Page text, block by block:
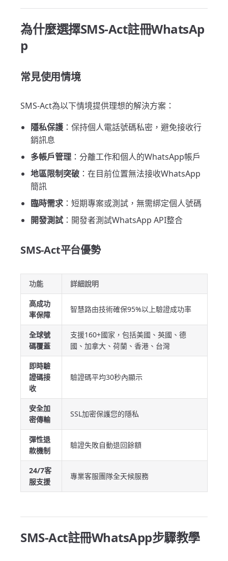
為什麼選擇SMS-Act註冊WhatsAp
p
常見使用情境
SMS-Act為以下情境提供理想的解決方案：
隱私保護 ：保持個人電話號碼私密，避免接收行
銷訊息
多帳戶管理 ：分離工作和個人的WhatsApp帳戶
地區限制突破 ：在目前位置無法接收WhatsApp
簡訊
臨時需求 ：短期專案或測試，無需綁定個人號碼
開發測試 ：開發者測試WhatsApp API整合
SMS-Act平台優勢
功能 詳細說明
高成功
率保障
智慧路由技術確保95%以上驗證成功率
全球號
碼覆蓋
支援160+國家，包括美國、英國、德
國、加拿大、荷蘭、香港、台灣
即時驗
證碼接
收
驗證碼平均30秒內顯示
安全加
密傳輸
SSL加密保護您的隱私
彈性退
款機制
驗證失敗自動退回餘額
24/7客
服支援
專業客服團隊全天候服務
SMS-Act註冊WhatsApp步驟教學